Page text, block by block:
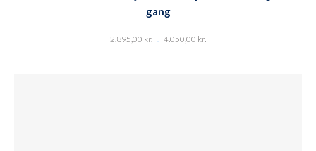
gang
2.895,00 kr. - 4.050,00 kr.